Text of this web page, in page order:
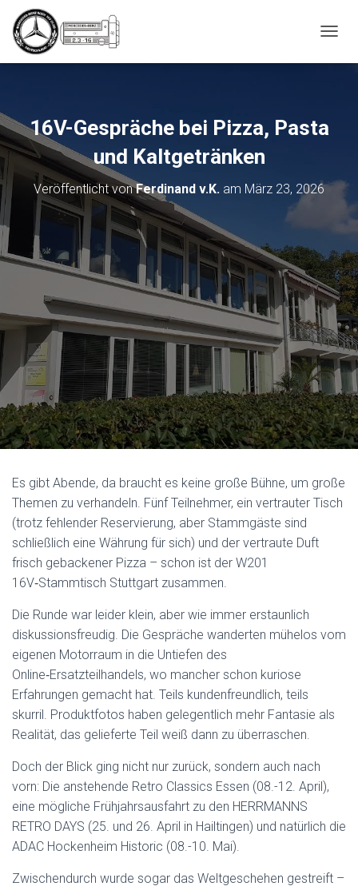
_script');
N
H
A
L
T
N
16V-Gespräche bei Pizza, Pasta
und Kaltgetränken
Veröffentlicht vonFerdinand v.K. am März 23, 2026
Es gibt Abende, da braucht es keine große Bühne, um große
Themen zu verhandeln. Fünf Teilnehmer, ein vertrauter Tisch
(trotz fehlender Reservierung, aber Stammgäste sind
schließlich eine Währung für sich) und der vertraute Duft
frisch gebackener Pizza – schon ist der W201
16V‑Stammtisch Stuttgart zusammen.
Die Runde war leider klein, aber wie immer erstaunlich
diskussionsfreudig. Die Gespräche wanderten mühelos vom
eigenen Motorraum in die Untiefen des
Online‑Ersatzteilhandels, wo mancher schon kuriose
Erfahrungen gemacht hat. Teils kundenfreundlich, teils
skurril. Produktfotos haben gelegentlich mehr Fantasie als
Realität, das gelieferte Teil weiß dann zu überraschen.
Doch der Blick ging nicht nur zurück, sondern auch nach
vorn: Die anstehende Retro Classics Essen (08.-12. April),
eine mögliche Frühjahrsausfahrt zu den HERRMANNS
RETRO DAYS (25. und 26. April in Hailtingen) und natürlich die
ADAC Hockenheim Historic (08.-10. Mai).
Zwischendurch wurde sogar das Weltgeschehen gestreift –